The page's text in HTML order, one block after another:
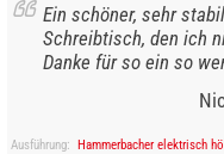
Ein schöner, sehr
Schreibtisch, den ich
Danke für so ein so
Ausführung: Hammerbacher elektrisch